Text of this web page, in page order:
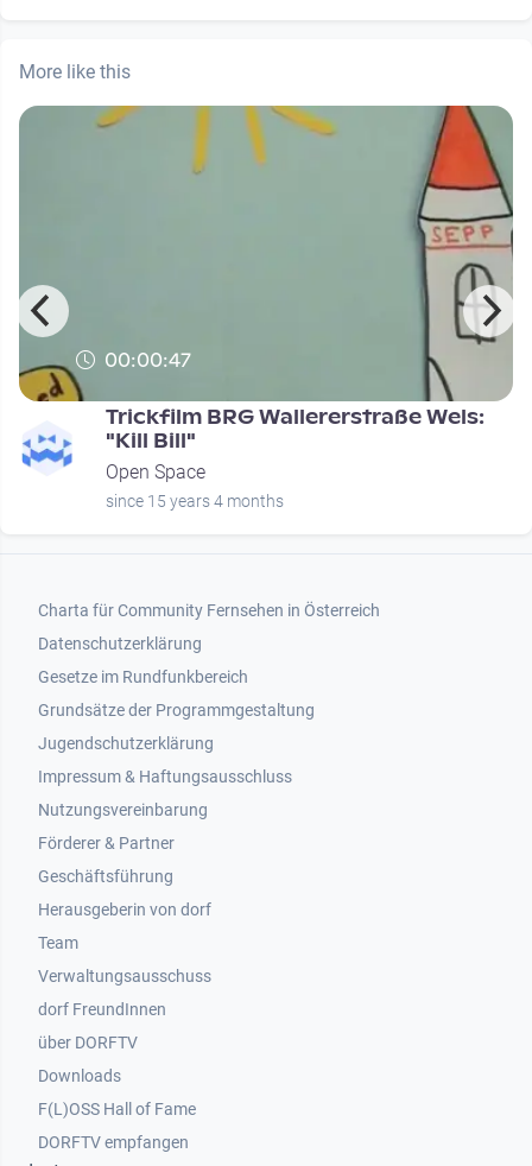
More like this
00:00:47
Trickfilm BRG Wallererstraße Wels:
"Kill Bill"
Open Space
since 15 years 4 months
Footer 1
Charta für Community Fernsehen in Österreich
Datenschutzerklärung
Gesetze im Rundfunkbereich
Grundsätze der Programmgestaltung
Jugendschutzerklärung
Impressum & Haftungsausschluss
Nutzungsvereinbarung
Footer 2
Förderer & Partner
Geschäftsführung
Herausgeberin von dorf
Team
Verwaltungsausschuss
dorf FreundInnen
Footer 3
über DORFTV
Downloads
F(L)OSS Hall of Fame
Footer 4
DORFTV empfangen